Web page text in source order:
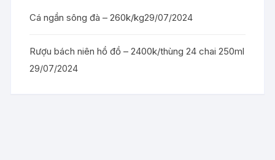
Cá ngần sông đà – 260k/kg29/07/2024
Rượu bách niên hồ đồ – 2400k/thùng 24 chai 250ml
29/07/2024